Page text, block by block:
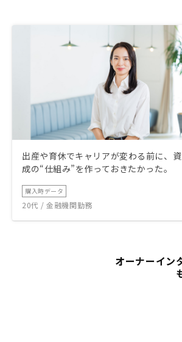
出産や育休でキャリアが変わる前に、
成の“仕組み”を作っておきたかった。
購入時データ
20代 / 金融機関勤務
オーナーイン